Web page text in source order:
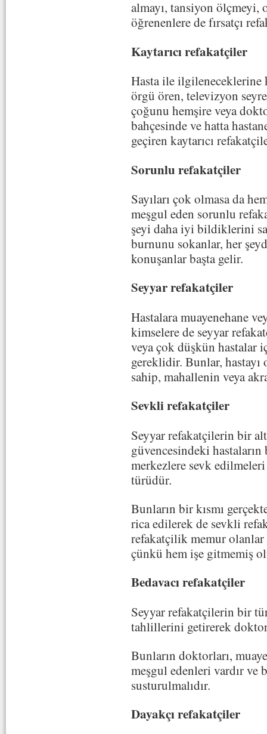
almayı, tansiyon ölçmeyi,
öğrenenlere de fırsatçı
Kaytarıcı refakatçiler
Hasta ile ilgileneceklerine
örgü ören, televizyon
çoğunu hemşire veya
bahçesinde ve hatta
geçiren kaytarıcı
Sorunlu refakatçiler
Sayıları çok olmasa da
meşgul eden sorunlu
şeyi daha iyi bildiklerini
burnunu sokanlar, her
konuşanlar başta gelir.
Seyyar refakatçiler
Hastalara muayenehane
kimselere de seyyar
veya çok düşkün hastalar
gereklidir. Bunlar,
sahip, mahallenin veya
Sevkli refakatçiler
Seyyar refakatçilerin bir
güvencesindeki
merkezlere sevk
türüdür.
Bunların bir kısmı
rica edilerek de sevkli
refakatçilik memur olanlar
çünkü hem işe gitmemiş
Bedavacı refakatçiler
Seyyar refakatçilerin bir
tahlillerini getirerek
Bunların doktorları,
meşgul edenleri vardır ve
susturulmalıdır.
Dayakçı refakatçiler